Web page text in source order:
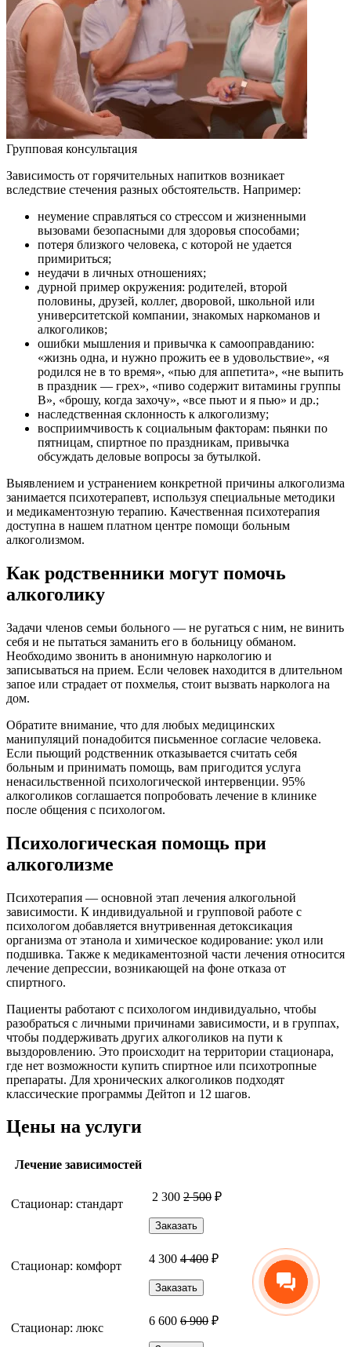
Групповая консультация
Зависимость от горячительных напитков возникает
вследствие стечения разных обстоятельств. Например:
неумение справляться со стрессом и жизненными
вызовами безопасными для здоровья способами;
потеря близкого человека, с которой не удается
примириться;
неудачи в личных отношениях;
дурной пример окружения: родителей, второй
половины, друзей, коллег, дворовой, школьной или
университетской компании, знакомых наркоманов и
алкоголиков;
ошибки мышления и привычка к самооправданию:
«жизнь одна, и нужно прожить ее в удовольствие», «я
родился не в то время», «пью для аппетита», «не выпить
в праздник — грех», «пиво содержит витамины группы
В», «брошу, когда захочу», «все пьют и я пью» и др.;
наследственная склонность к алкоголизму;
восприимчивость к социальным факторам: пьянки по
пятницам, спиртное по праздникам, привычка
обсуждать деловые вопросы за бутылкой.
Выявлением и устранением конкретной причины алкоголизма
занимается психотерапевт, используя специальные методики
и медикаментозную терапию. Качественная психотерапия
доступна в нашем платном центре помощи больным
алкоголизмом.
Как родственники могут помочь
алкоголику
Задачи членов семьи больного — не ругаться с ним, не винить
себя и не пытаться заманить его в больницу обманом.
Необходимо звонить в анонимную наркологию и
записываться на прием. Если человек находится в длительном
запое или страдает от похмелья, стоит вызвать нарколога на
дом.
Обратите внимание, что для любых медицинских
манипуляций понадобится письменное согласие человека.
Если пьющий родственник отказывается считать себя
больным и принимать помощь, вам пригодится услуга
ненасильственной психологической интервенции. 95%
алкоголиков соглашается попробовать лечение в клинике
после общения с психологом.
Психологическая помощь при
алкоголизме
Психотерапия — основной этап лечения алкогольной
зависимости. К индивидуальной и групповой работе с
психологом добавляется внутривенная детоксикация
организма от этанола и химическое кодирование: укол или
подшивка. Также к медикаментозной части лечения относится
лечение депрессии, возникающей на фоне отказа от
спиртного.
Пациенты работают с психологом индивидуально, чтобы
разобраться с личными причинами зависимости, и в группах,
чтобы поддерживать других алкоголиков на пути к
выздоровлению. Это происходит на территории стационара,
где нет возможности купить спиртное или психотропные
препараты. Для хронических алкоголиков подходят
классические программы Дейтоп и 12 шагов.
Цены на услуги
Лечение зависимостей
Стационар: стандарт
2 300 2 500 ₽
Заказать
Стационар: комфорт
4 300 4 400 ₽
Заказать
Стационар: люкс
6 600 6 900 ₽